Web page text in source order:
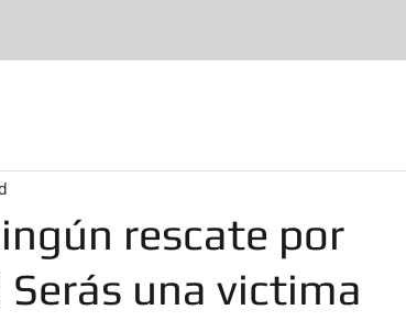
rescate por
una victima